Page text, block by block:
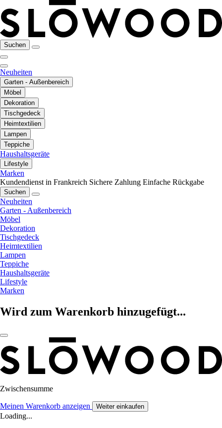
Suchen
Neuheiten
Garten - Außenbereich
Möbel
Dekoration
Tischgedeck
Heimtextilien
Lampen
Teppiche
Haushaltsgeräte
Lifestyle
Marken
Kundendienst in Frankreich Sichere Zahlung Einfache Rückgabe
Suchen
Neuheiten
Garten - Außenbereich
Möbel
Dekoration
Tischgedeck
Heimtextilien
Lampen
Teppiche
Haushaltsgeräte
Lifestyle
Marken
Wird zum Warenkorb hinzugefügt...
Zwischensumme
Meinen Warenkorb anzeigen Weiter einkaufen
Loading...